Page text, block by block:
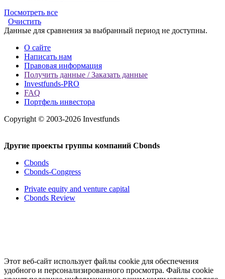
Посмотреть все
Очистить
Данные для сравнения за выбранный период не доступны.
О сайте
Написать нам
Правовая информация
Получить данные / Заказать данные
Investfunds-PRO
FAQ
Портфель инвестора
Copyright © 2003-2026 Investfunds
Другие проекты группы компаний Cbonds
Cbonds
Cbonds-Congress
Private equity and venture capital
Cbonds Review
Этот веб-сайт использует файлы cookie для обеспечения
удобного и персонализированного просмотра. Файлы cookie